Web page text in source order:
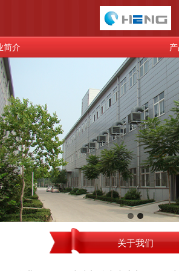
简介
关于我们